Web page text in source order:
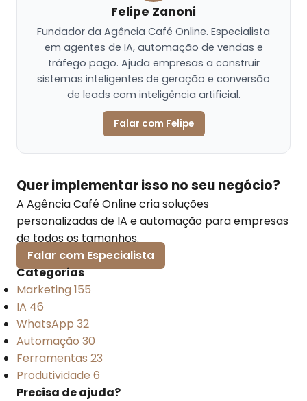
Felipe Zanoni
Fundador da Agência Café Online. Especialista
em agentes de IA, automação de vendas e
tráfego pago. Ajuda empresas a construir
sistemas inteligentes de geração e conversão
de leads com inteligência artificial.
Falar com Felipe
Quer implementar isso no seu negócio?
A Agência Café Online cria soluções
personalizadas de IA e automação para empresas
de todos os tamanhos.
Falar com Especialista
Categorias
Marketing 155
IA 46
WhatsApp 32
Automação 30
Ferramentas 23
Produtividade 6
Precisa de ajuda?